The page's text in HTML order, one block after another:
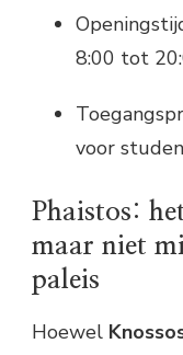
8:00 tot
voor
Phaistos:
maar niet
paleis
Hoewel